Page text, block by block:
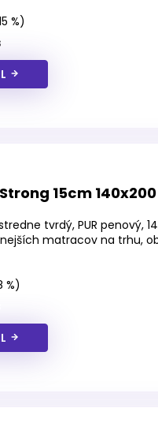
%)
Strong 15cm
tvrdý, PUR penový,
matracov na trhu,
%)